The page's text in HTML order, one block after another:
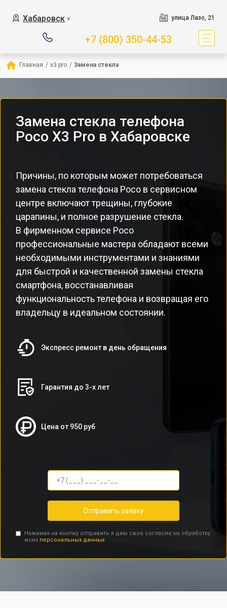
Хабаровск ▼ улица Лазо, 21
+7 (800) 350-44-53
Главная / x3 pro / Замена стекла
Замена стекла телефона
Poco X3 Pro в Хабаровске
Причины, по которым может потребоваться
замена стекла телефона Poco в сервисном
центре включают трещины, глубокие
царапины, и полное разрушение стекла.
В фирменном сервисе Poco
профессиональные мастера обладают всеми
необходимыми инструментами и знаниями
для быстрой и качественной замены стекла
смартфона, восстанавливая
функциональность телефона и возвращая его
владельцу в идеальном состоянии.
Экспресс ремонт в день обращения
Гарантия до 3-х лет
Цена от 950 руб
Отправить заявку
Нажимая на кнопку отправить я даю свое согласие на обработку
моих персональных данных.